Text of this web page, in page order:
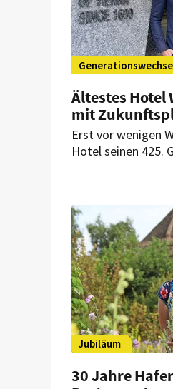
Ältestes Hotel
mit
Erst vor wenigen
Hotel seinen 425.
angestoßen
Jubiläum
30 Jahre